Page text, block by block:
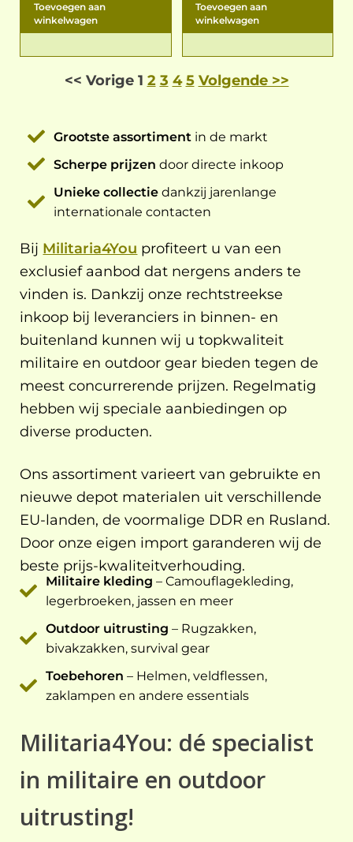
Toevoegen aan
winkelwagen
Toevoegen aan
winkelwagen
<< Vorige 1 2 3 4 5 Volgende >>
Grootste assortiment in de markt
Scherpe prijzen door directe inkoop
Unieke collectiedankzij jarenlange
internationale contacten
Bij Militaria4You profiteert u van een
exclusief aanbod dat nergens anders te
vinden is. Dankzij onze rechtstreekse
inkoop bij leveranciers in binnen- en
buitenland kunnen wij u topkwaliteit
militaire en outdoor gear bieden tegen de
meest concurrerende prijzen. Regelmatig
hebben wij speciale aanbiedingen op
diverse producten.
Ons assortiment varieert van gebruikte en
nieuwe depot materialen uit verschillende
EU-landen, de voormalige DDR en Rusland.
Door onze eigen import garanderen wij de
beste prijs-kwaliteitverhouding.
Militaire kleding – Camouflagekleding,
legerbroeken, jassen en meer
Outdoor uitrusting – Rugzakken,
bivakzakken, survival gear
Toebehoren – Helmen, veldflessen,
zaklampen en andere essentials
Militaria4You: dé specialist
in militaire en outdoor
uitrusting!